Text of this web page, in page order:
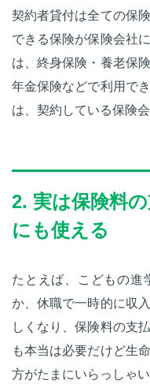
契約者貸付は全ての保
できる保険が保険会社
は、終身保険・養老保
年金保険などで利用で
は、契約している保険
2. 実は保険料
にも使える
たとえば、こどもの進
か、休職で一時的に収
しくなり、保険料の支
も本当は必要だけど生
方がたまにいらっしゃい